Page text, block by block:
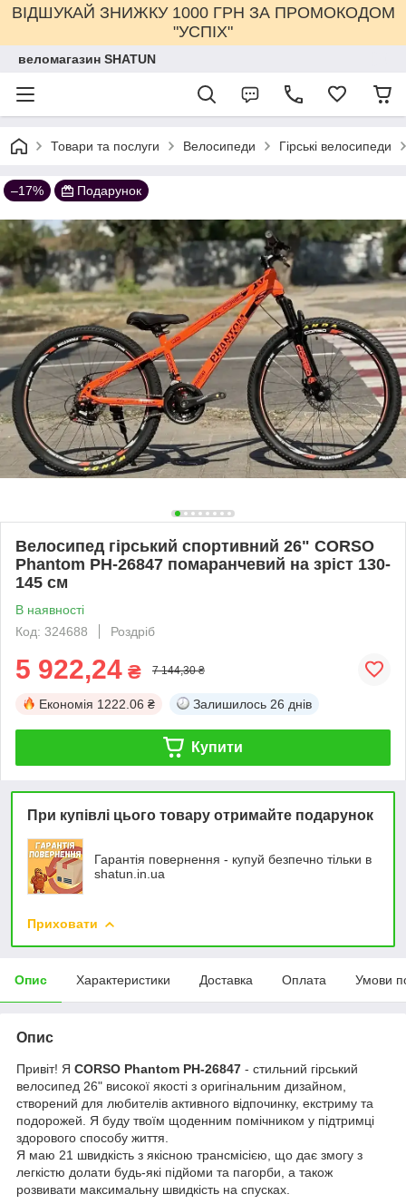
ВІДШУКАЙ ЗНИЖКУ 1000 ГРН ЗА ПРОМОКОДОМ
"УСПІХ"
веломагазин SHATUN
Товари та послуги Велосипеди Гірські велосипеди
–17% Подарунок
Велосипед гірський спортивний 26" CORSO
Phantom PH-26847 помаранчевий на зріст 130-
145 cм
В наявності
Код: 324688
Роздріб
5 922,24 ₴ 7 144,30 ₴
Економія 1222.06 ₴ Залишилось 26 днів
Купити
При купівлі цього товару отримайте подарунок
Гарантія повернення - купуй безпечно тільки в
shatun.in.ua
Приховати
Опис Характеристики Доставка Оплата Умови
Опис
Привіт! Я CORSO Phantom PH-26847 - стильний гірський
велосипед 26" високої якості з оригінальним дизайном,
створений для любителів активного відпочинку, екстриму та
подорожей. Я буду твоїм щоденним помічником у підтримці
здорового способу життя.
Я маю 21 швидкість з якісною трансмісією, що дає змогу з
легкістю долати будь-які підйоми та пагорби, а також
розвивати максимальну швидкість на спусках.